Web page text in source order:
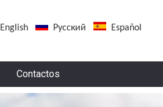
English Pусский Español
Contactos